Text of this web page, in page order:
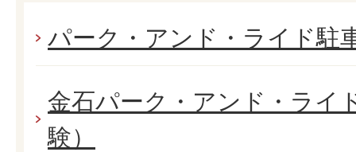
パーク・アンド・ライド駐
金石パーク・アンド・ライ
験）